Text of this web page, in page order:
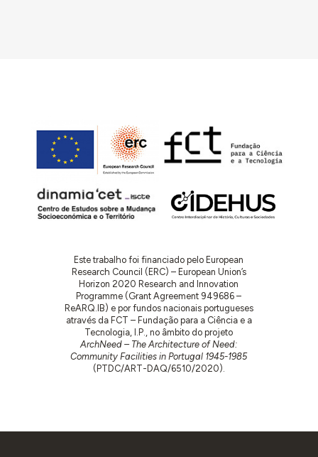
Este trabalho foi financiado pelo European
Research Council (ERC) – European Union’s
Horizon 2020 Research and Innovation
Programme (Grant Agreement 949686 –
ReARQ.IB) e por fundos nacionais portugueses
através da FCT – Fundação para a Ciência e a
Tecnologia, I.P., no âmbito do projeto
ArchNeed – The Architecture of Need:
Community Facilities in Portugal 1945-1985
(PTDC/ART-DAQ/6510/2020).